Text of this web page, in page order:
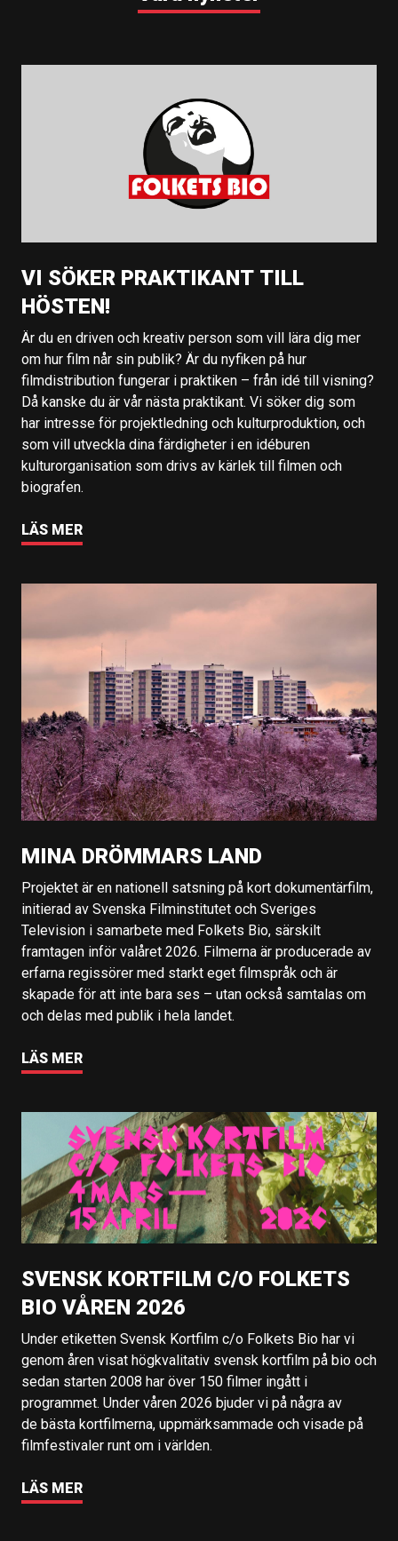
VI SÖKER PRAKTIKANT TILL
HÖSTEN!
Är du en driven och kreativ person som vill lära dig mer
om hur film når sin publik? Är du nyfiken på hur
filmdistribution fungerar i praktiken – från idé till visning?
Då kanske du är vår nästa praktikant. Vi söker dig som
har intresse för projektledning och kulturproduktion, och
som vill utveckla dina färdigheter i en idéburen
kulturorganisation som drivs av kärlek till filmen och
biografen.
LÄS MER
MINA DRÖMMARS LAND
Projektet är en nationell satsning på kort dokumentärfilm,
initierad av Svenska Filminstitutet och Sveriges
Television i samarbete med Folkets Bio, särskilt
framtagen inför valåret 2026. Filmerna är producerade av
erfarna regissörer med starkt eget filmspråk och är
skapade för att inte bara ses – utan också samtalas om
och delas med publik i hela landet.
LÄS MER
SVENSK KORTFILM C/O FOLKETS
BIO VÅREN 2026
Under etiketten Svensk Kortfilm c/o Folkets Bio har vi
genom åren visat högkvalitativ svensk kortfilm på bio och
sedan starten 2008 har över 150 filmer ingått i
programmet. Under våren 2026 bjuder vi på några av
de bästa kortfilmerna, uppmärksammade och visade på
filmfestivaler runt om i världen.
LÄS MER